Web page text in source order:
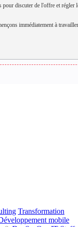
pour discuter de l'offre et régler
immédiatement à
Transformation
mobile